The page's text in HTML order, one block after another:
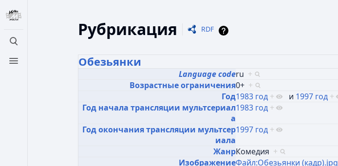
Открыть поиск
Открыть меню
Рубрикация RDF
Обезьянки
Language coderu +
Возрастные ограничения0+ +
Год1983 год + и 1997 год +
Год начала трансляции мультсериал
а
1983 год +
Год окончания трансляции мультсер
иала
1997 год +
ЖанрКомедия +
ИзображениеФайл:Обезьянки (кадр).jpg